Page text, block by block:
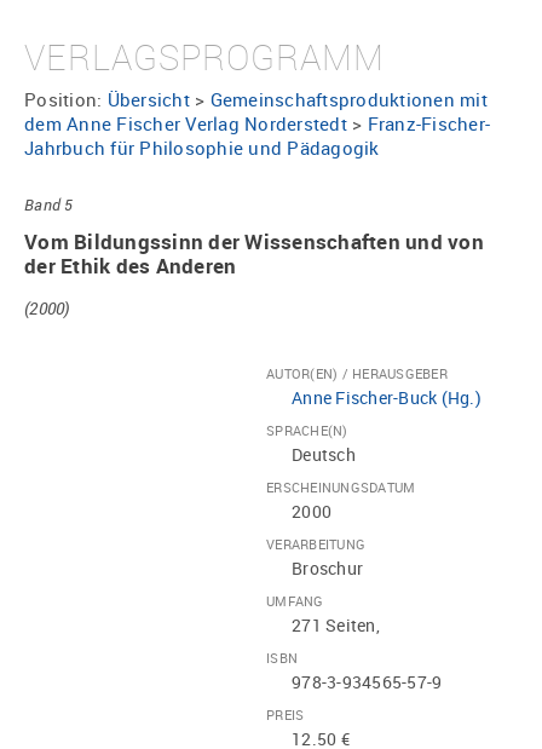
VERLAGSPROGRAMM
Position: Übersicht> Gemeinschaftsproduktionen mit
dem Anne Fischer Verlag Norderstedt> Franz-Fischer-
Jahrbuch für Philosophie und Pädagogik
Band 5
Vom Bildungssinn der Wissenschaften und von
der Ethik des Anderen
(2000)
AUTOR(EN) / HERAUSGEBER
Anne Fischer-Buck (Hg.)
SPRACHE(N)
Deutsch
ERSCHEINUNGSDATUM
2000
VERARBEITUNG
Broschur
UMFANG
271 Seiten,
ISBN
978-3-934565-57-9
PREIS
12.50 €